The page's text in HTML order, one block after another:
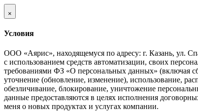
×
Условия
ООО «Аярис», находящемуся по адресу: г. Казань, ул.
с использованием средств автоматизации, своих
требованиями ФЗ «О персональных данных» (включая
уточнение (обновление, изменение), использование,
обезличивание, блокирование, уничтожение
данные предоставляются в целях исполнения
меня о новых продуктах и услугах компании.